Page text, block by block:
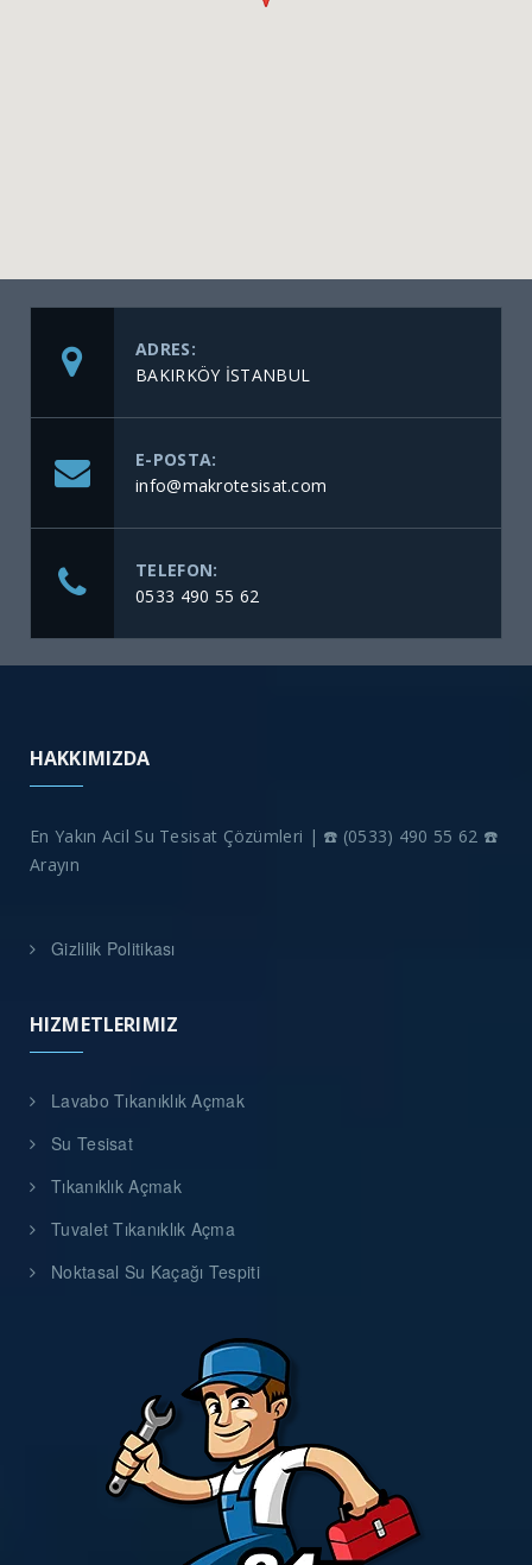
ADRES:
BAKIRKÖY İSTANBUL
E-POSTA:
info@makrotesisat.com
TELEFON:
0533 490 55 62
HAKKIMIZDA
En Yakın Acil Su Tesisat Çözümleri | ☎️ (0533) 490 55 62 ☎️
Arayın
Gizlilik Politikası
HIZMETLERIMIZ
Lavabo Tıkanıklık Açmak
Su Tesisat
Tıkanıklık Açmak
Tuvalet Tıkanıklık Açma
Noktasal Su Kaçağı Tespiti